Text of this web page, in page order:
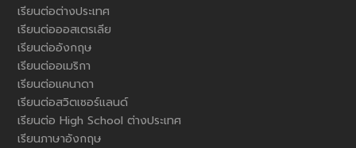
เรียนต่อต่างประเทศ
เรียนต่อออสเตรเลีย
เรียนต่ออังกฤษ
เรียนต่ออเมริกา
เรียนต่อแคนาดา
เรียนต่อสวิตเซอร์แลนด์
เรียนต่อ High School ต่างประเทศ
เรียนภาษาอังกฤษ